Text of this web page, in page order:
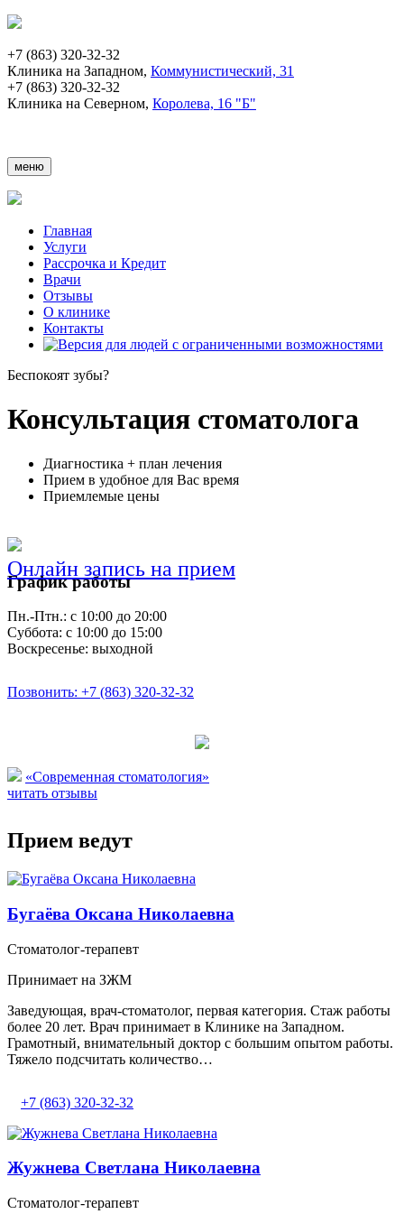
+7 (863) 320-32-32
Клиника на Западном, Коммунистический, 31
+7 (863) 320-32-32
Клиника на Северном, Королева, 16 "Б"
меню
Главная
Услуги
Рассрочка и Кредит
Врачи
Отзывы
О клинике
Контакты
Беспокоят зубы?
Консультация стоматолога
Диагностика + план лечения
Прием в удобное для Вас время
Приемлемые цены
Онлайн запись на прием
График работы
Пн.-Птн.: с 10:00 до 20:00
Суббота: с 10:00 до 15:00
Воскресенье: выходной
Позвонить: +7 (863) 320-32-32
«Современная стоматология»
читать отзывы
Прием ведут
Бугаёва Оксана Николаевна
Стоматолог-терапевт
Принимает на ЗЖМ
Заведующая, врач-стоматолог, первая категория. Стаж работы
более 20 лет. Врач принимает в Клинике на Западном.
Грамотный, внимательный доктор с большим опытом работы.
Тяжело подсчитать количество…
+7 (863) 320-32-32
Жужнева Светлана Николаевна
Стоматолог-терапевт